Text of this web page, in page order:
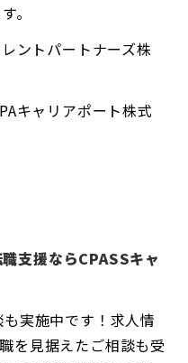
。
レントパートナーズ株
キャリアポート株式
支援ならCPASSキャ
実施中です！求人情
を見据えたご相談も受